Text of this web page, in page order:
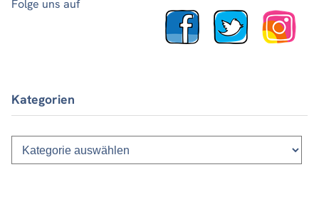
Folge uns auf
Kategorien
Kategorien